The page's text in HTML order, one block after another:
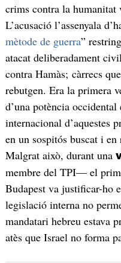
crims contra la humanitat
L’acusació l’assenyala
mètode de guerra”
atacat deliberadament
contra Hamàs; càrrecs
rebutgen. Era la primera
d’una potència
internacional d’aquestes
en un sospitós buscat i
Malgrat això, durant una
membre del TPI— el
Budapest va justificar-ho
legislació interna no
mandatari hebreu estava
atès que Israel no forma